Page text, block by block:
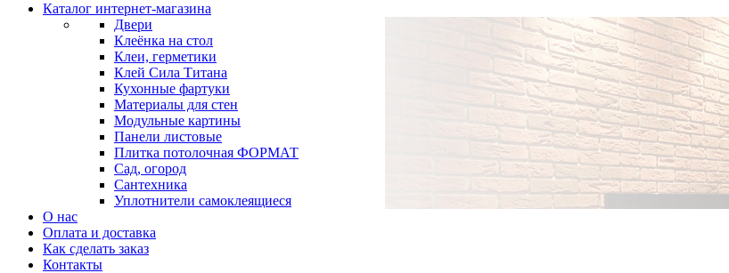
Каталог интернет-магазина
Двери
Клеёнка на стол
Клеи, герметики
Клей Сила Титана
Кухонные фартуки
Материалы для стен
Модульные картины
Панели листовые
Плитка потолочная ФОРМАТ
Сад, огород
Сантехника
Уплотнители самоклеящиеся
О нас
Оплата и доставка
Как сделать заказ
Контакты